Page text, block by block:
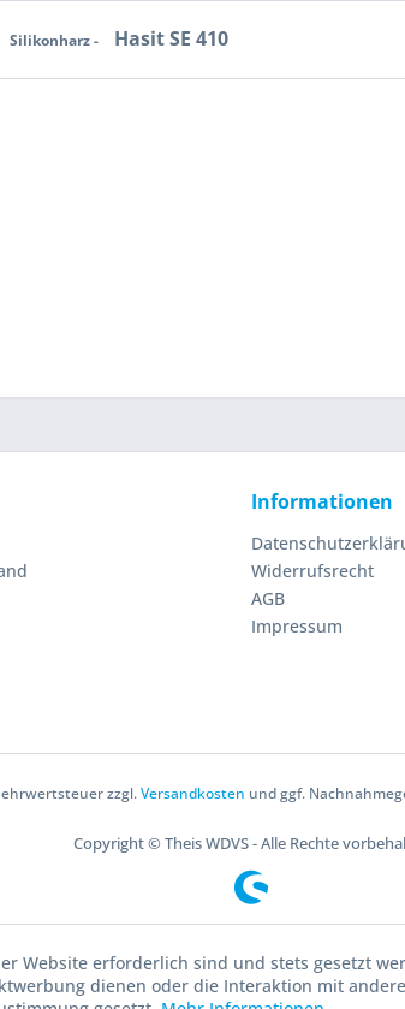
Silikonharz - Hasit SE 410
Informationen
Widerrufsrecht
AGB
Impressum
zzgl.Versandkosten und ggf.
Copyright © Theis WDVS - Alle Rechte
Website erforderlich sind und stets gesetzt
dienen oder die Interaktion mit